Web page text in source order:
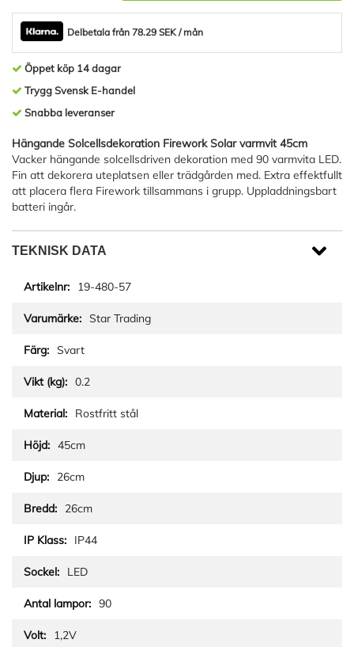
Delbetala från 78.29 SEK / mån
Öppet köp 14 dagar
Trygg Svensk E-handel
Snabba leveranser
Hängande Solcellsdekoration Firework Solar varmvit 45cm
Vacker hängande solcellsdriven dekoration med 90 varmvita LED.
Fin att dekorera uteplatsen eller trädgården med. Extra effektfullt
att placera flera Firework tillsammans i grupp. Uppladdningsbart
batteri ingår.
TEKNISK DATA
19-480-57
Star Trading
Svart
0.2
Rostfritt stål
45cm
26cm
26cm
IP44
LED
90
1,2V